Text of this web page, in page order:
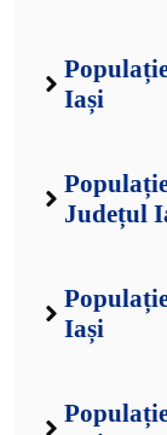
Iași
Județul
Iași